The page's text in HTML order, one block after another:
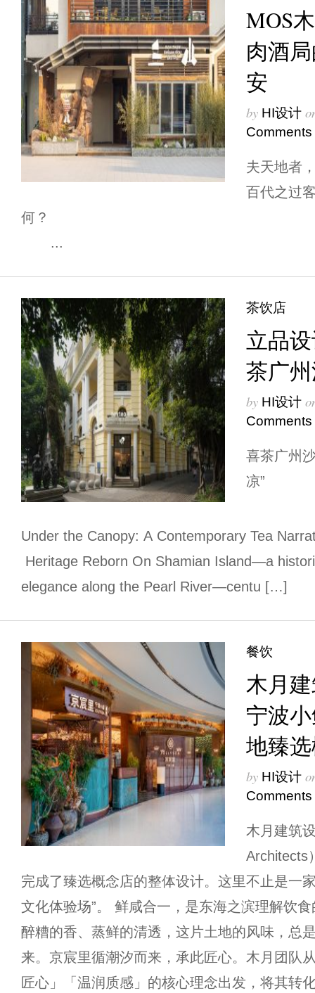
MOS
肉酒
安
by HI设计
Comments
夫天地者
百代之过
何
...
茶饮店
立品
茶广
by HI设计
Comments
喜茶广州
凉”
Under the Canopy: A Contemporary Tea
Heritage Reborn On Shamian Island—a
elegance along the Pearl River—centu […]
餐饮
木月
宁波
地臻
by HI设计
Comments
木月建筑
Architects
完成了臻选概念店的整体设计。这里不止是一
文化体验场”。 鲜咸合一，是东海之滨理解饮
醉糟的香、蒸鲜的清透，这片土地的风味，总
来。京宸里循潮汐而来，承此匠心。木月团队
匠心」「温润质感」的核心理念出发，将其转